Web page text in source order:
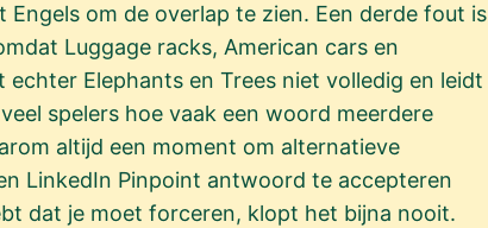
om de overlap te zien. Een derde fout is
Luggage racks, American cars en
Elephants en Trees niet volledig en leidt
spelers hoe vaak een woord meerdere
altijd een moment om alternatieve
LinkedIn Pinpoint antwoord te accepteren
dat je moet forceren, klopt het bijna nooit.